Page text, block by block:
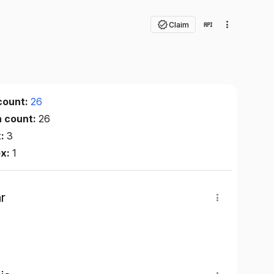
Claim
26
count:26
3
1